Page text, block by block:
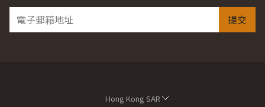
提交
Hong Kong SAR